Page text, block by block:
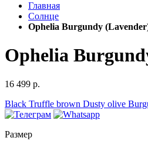
Главная
Солнце
Ophelia Burgundy
Ophelia
16 499 р.
Black Truffle brown Dusty olive
Размер